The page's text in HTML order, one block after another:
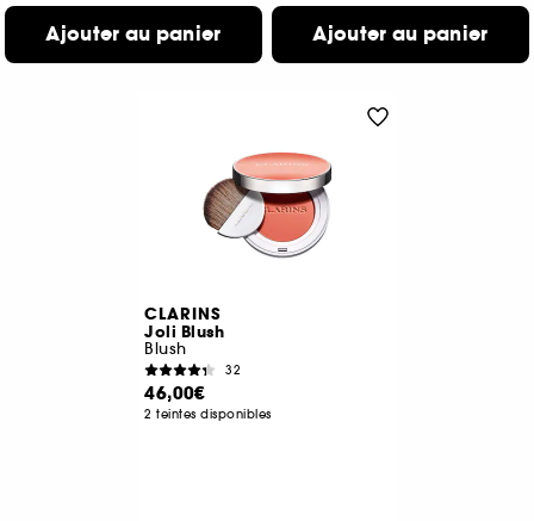
Ajouter au panier Ajouter au panier
CLARINS
Joli Blush
Blush
32
46,00€
2 teintes disponibles